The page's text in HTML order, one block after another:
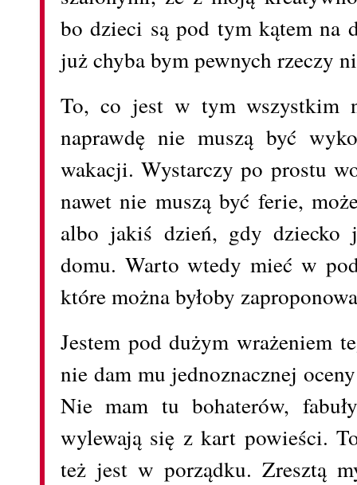
bo dzieci są pod tym kątem na
już chyba bym pewnych rzeczy
To, co jest w tym wszystkim
naprawdę nie muszą być
wakacji. Wystarczy po prostu
nawet nie muszą być ferie,
albo jakiś dzień, gdy
domu. Warto wtedy mieć w
które można byłoby
Jestem pod dużym wrażeniem
nie dam mu jednoznacznej
Nie mam tu bohaterów,
wylewają się z kart powieści.
też jest w porządku. Zresztą